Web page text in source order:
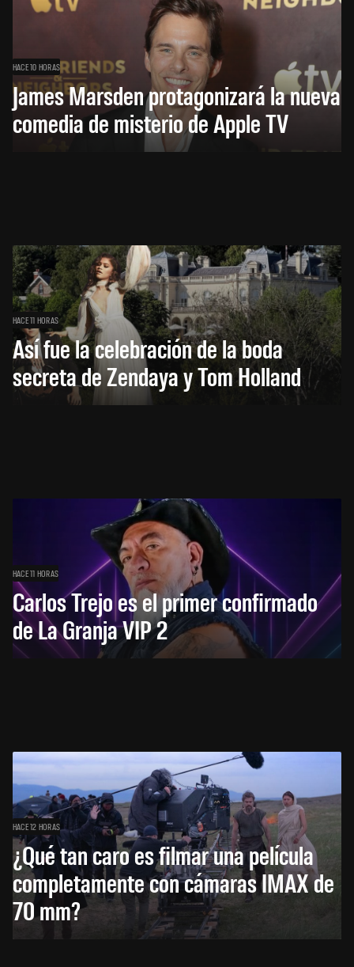
HACE 10 HORAS
James Marsden protagonizará la nueva
comedia de misterio de Apple TV
HACE 11 HORAS
Así fue la celebración de la boda
secreta de Zendaya y Tom Holland
HACE 11 HORAS
Carlos Trejo es el primer confirmado
de La Granja VIP 2
HACE 12 HORAS
¿Qué tan caro es filmar una película
completamente con cámaras IMAX de
70 mm?